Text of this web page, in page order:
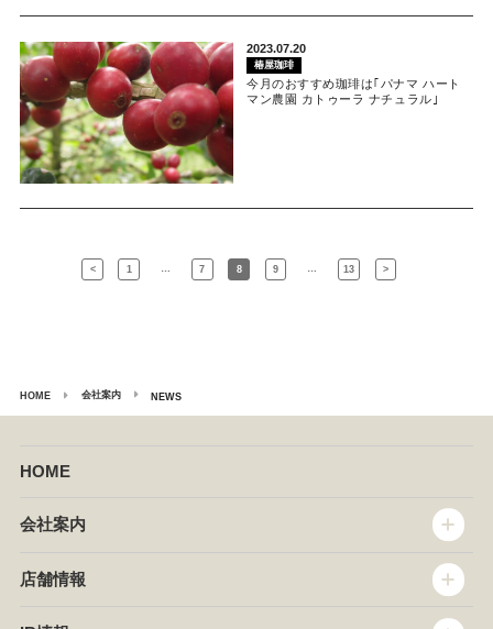
2023.07.20
椿屋珈琲
今月のおすすめ珈琲は｢パナマ ハート
マン農園 カトゥーラ ナチュラル｣
< 1 … 7 8 9 … 13 >
HOME 会社案内 NEWS
HOME
会社案内
企業情報
店舗情報